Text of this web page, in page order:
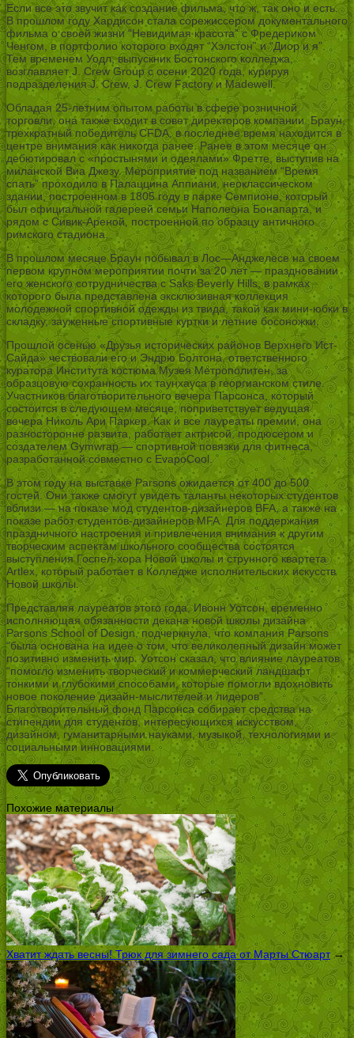
Если все это звучит как создание фильма, что ж, так оно и есть.
В прошлом году Хардисон стала сорежиссером документального
фильма о своей жизни “Невидимая красота” с Фредериком
Ченгом, в портфолио которого входят “Хэлстон” и “Диор и я”.
Тем временем Уодл, выпускник Бостонского колледжа,
возглавляет J. Crew Group с осени 2020 года, курируя
подразделения J. Crew, J. Crew Factory и Madewell.
Обладая 25-летним опытом работы в сфере розничной
торговли, она также входит в совет директоров компании. Браун,
трехкратный победитель CFDA, в последнее время находится в
центре внимания как никогда ранее. Ранее в этом месяце он
дебютировал с «простынями и одеялами» Фретте, выступив на
миланской Виа Джезу. Мероприятие под названием “Время
спать” проходило в Палаццина Аппиани, неоклассическом
здании, построенном в 1805 году в парке Семпионе, который
был официальной галереей семьи Наполеона Бонапарта, и
рядом с Сивик-Ареной, построенной по образцу античного
римского стадиона.
В прошлом месяце Браун побывал в Лос—Анджелесе на своем
первом крупном мероприятии почти за 20 лет — праздновании
его женского сотрудничества с Saks Beverly Hills, в рамках
которого была представлена эксклюзивная коллекция
молодежной спортивной одежды из твида, такой как мини-юбки в
складку, зауженные спортивные куртки и летние босоножки.
Прошлой осенью «Друзья исторических районов Верхнего Ист-
Сайда» чествовали его и Эндрю Болтона, ответственного
куратора Института костюма Музея Метрополитен, за
образцовую сохранность их таунхауса в георгианском стиле.
Участников благотворительного вечера Парсонса, который
состоится в следующем месяце, поприветствует ведущая
вечера Николь Ари Паркер. Как и все лауреаты премии, она
разносторонне развита, работает актрисой, продюсером и
создателем Gymwrap — спортивной повязки для фитнеса,
разработанной совместно с EvapoCool.
В этом году на выставке Parsons ожидается от 400 до 500
гостей. Они также смогут увидеть таланты некоторых студентов
вблизи — на показе мод студентов-дизайнеров BFA, а также на
показе работ студентов-дизайнеров MFA. Для поддержания
праздничного настроения и привлечения внимания к другим
творческим аспектам школьного сообщества состоятся
выступления Госпел-хора Новой школы и струнного квартета
Artlex, который работает в Колледже исполнительских искусств
Новой школы.
Представляя лауреатов этого года, Ивонн Уотсон, временно
исполняющая обязанности декана новой школы дизайна
Parsons School of Design, подчеркнула, что компания Parsons
“была основана на идее о том, что великолепный дизайн может
позитивно изменить мир. Уотсон сказал, что влияние лауреатов
“помогло изменить творческий и коммерческий ландшафт
тонкими и глубокими способами, которые помогли вдохновить
новое поколение дизайн-мыслителей и лидеров”.
Благотворительный фонд Парсонса собирает средства на
стипендии для студентов, интересующихся искусством,
дизайном, гуманитарными науками, музыкой, технологиями и
социальными инновациями.
Похожие материалы
Хватит ждать весны! Трюк для зимнего сада от Марты Стюарт→